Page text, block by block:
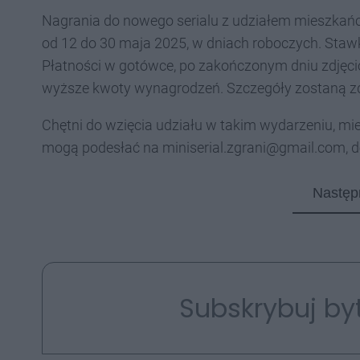
Nagrania do nowego serialu z udziałem
od 12 do 30 maja 2025, w dniach roboczych.
Płatności w gotówce, po zakończonym dniu
wyższe kwoty wynagrodzeń. Szczegóły zostaną
Chętni do wzięcia udziału w takim wydarzeniu,
mogą podesłać na miniserial.zgrani@gmail.com,
Subskrybuj